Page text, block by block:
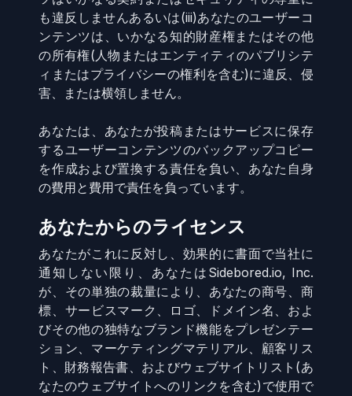
も違反しませんあるいは(iii)あなたのユーザーコ
ンテンツは、いかなる知的財産権またはその他
の所有権(人物またはエンティティのパブリシテ
ィまたはプライバシーの権利を含む)に違反、侵
害、または横領しません。
あなたは、あなたが投稿またはサービスに保存
するユーザーコンテンツのバックアップコピー
を作成および置換する責任を負い、あなた自身
の費用と費用で責任を負っています。
あなたからのライセンス
あなたがこれに反対し、効果的に書面で当社に
通知しない限り、あなたはSidebored.io, Inc.
が、その単独の裁量により、あなたの商号、商
標、サービスマーク、ロゴ、ドメイン名、およ
びその他の独特なブランド機能をプレゼンテー
ション、マーケティングマテリアル、顧客リス
ト、財務報告書、およびウェブサイトリスト(あ
なたのウェブサイトへのリンクを含む)で使用で